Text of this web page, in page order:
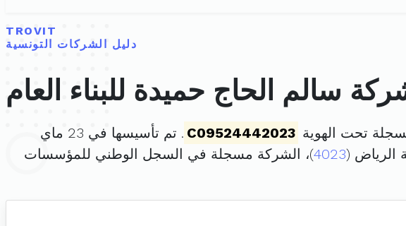
TROVIT
دليل الشركات التونسية
سالم الحاج حميدة للبناء العام
تحت الهوية C09524442023
. تم تأسيسها في 23 ماي
الرياض (4023)، الشركة مسجلة في السجل الوطني للمؤسسات